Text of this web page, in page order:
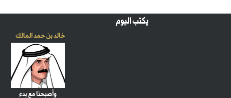
يكتب اليوم
خالد بن حمد المالك
وأصبحنا مع بدء